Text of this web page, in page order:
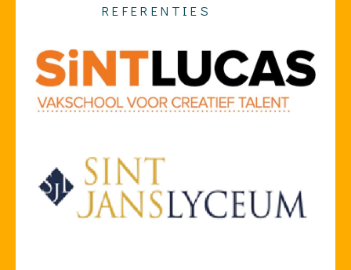
REFERENTIES